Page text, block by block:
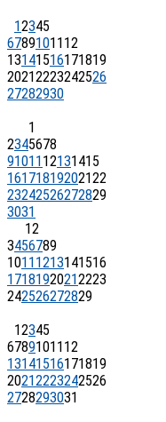
12345
67891011 12
13141516171819
20212223242526
27282930
1
2345678
91011 12131415
16171819202122
23242526272829
3031
12
3456789
1011 1213141516
17181920212223
242526272829
12345
67891011 12
13141516171819
20212223242526
2728293031